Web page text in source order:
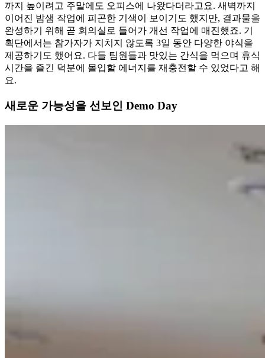
까지 높이려고 주말에도 오피스에 나왔다더라고요. 새벽까지
이어진 밤샘 작업에 피곤한 기색이 보이기도 했지만, 결과물을
완성하기 위해 곧 회의실로 들어가 개선 작업에 매진했죠. 기
획단에서는 참가자가 지치지 않도록 3일 동안 다양한 야식을
제공하기도 했어요. 다들 팀원들과 맛있는 간식을 먹으며 휴식
시간을 즐긴 덕분에 몰입할 에너지를 재충전할 수 있었다고 해
요.
새로운 가능성을 선보인 Demo Day